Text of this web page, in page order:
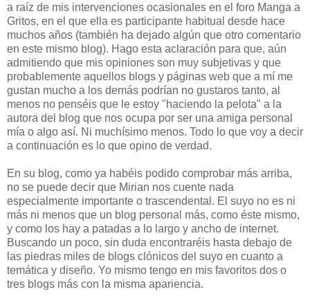
a raíz de mis intervenciones ocasionales en el foro Manga a
Gritos, en el que ella es participante habitual desde hace
muchos años (también ha dejado algún que otro comentario
en este mismo blog). Hago esta aclaración para que, aún
admitiendo que mis opiniones son muy subjetivas y que
probablemente aquellos blogs y páginas web que a mí me
gustan mucho a los demás podrían no gustaros tanto, al
menos no penséis que le estoy "haciendo la pelota" a la
autora del blog que nos ocupa por ser una amiga personal
mía o algo así. Ni muchísimo menos. Todo lo que voy a decir
a continuación es lo que opino de verdad.
En su blog, como ya habéis podido comprobar más arriba,
no se puede decir que Mirian nos cuente nada
especialmente importante o trascendental. El suyo no es ni
más ni menos que un blog personal más, como éste mismo,
y como los hay a patadas a lo largo y ancho de internet.
Buscando un poco, sin duda encontraréis hasta debajo de
las piedras miles de blogs clónicos del suyo en cuanto a
temática y diseño. Yo mismo tengo en mis favoritos dos o
tres blogs más con la misma apariencia.